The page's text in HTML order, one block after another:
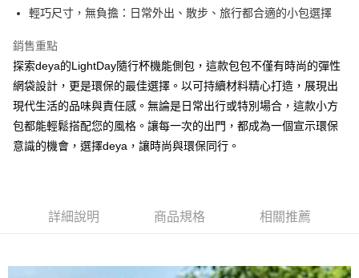
購買商品的店家。未經商家同意取消之訂單仍視為有效，需透過AFTEE先享
※ 交易是否成功請以「AFTEE先享後付 」之結帳頁面顯示為準，若有關於
是否繳費成功／繳費後需取消欲退款等相關疑問，請聯繫「AFTEE先享後付
客戶支援中心」https://netprotections.freshdesk.com/support/home
【注意事項】
１．透過由恩沛科技股份有限公司提供之「AFTEE先享後付」服務完成之交
易，需依本服務之必要範圍內提供個人資料，並將交易相關給付款項請求債
權轉讓予恩沛科技股份有限公司。
２．關於個人資料處理事宜，請瀏覽以下網址：
５．嚴禁一人註冊多個帳號或使用他人資訊註冊。若發現惡意使用之情形，
每筆NT$90，滿NT$490(含以上)免運費
輕巧尺寸，無負擔：日常外出、散步、旅行都合適的小包選擇
銷售重點
探索deya的LightDay隨行杯機能側包，這款包包不僅有時尚的彈性
網袋設計，更是環保的最佳選擇。以可持續材料精心打造，展現出
現代生活的品味與責任感。無論是日常出行或特別場合，這款小方
包都能輕鬆搭配您的風格。讓每一次的出門，都成為一個宣示環保
意識的機會，選擇deya，讓時尚與環保同行。
詳細說明 商品規格 相關推薦